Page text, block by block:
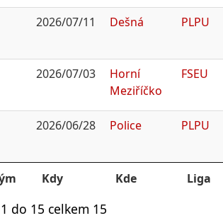
2026/07/11 Dešná PLPU
2026/07/03
Horní
Meziříčko
FSEU
2026/06/28 Police PLPU
Kdy Kde Liga
do 15 celkem 15